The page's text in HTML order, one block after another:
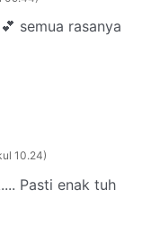
semua rasanya
10.24
Pasti enak tuh